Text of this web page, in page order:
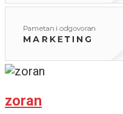
zoran